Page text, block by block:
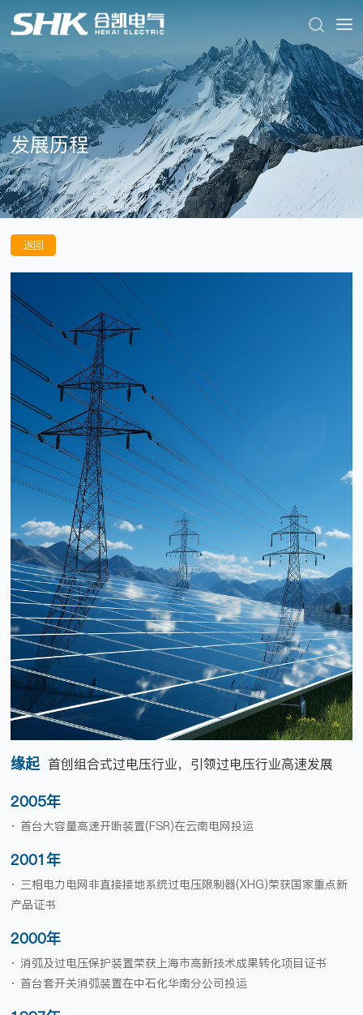
发展历程
返回
缘起 首创组合式过电压行业，引领过电压行业高速发展
2005年
· 首台大容量高速开断装置(FSR)在云南电网投运
2001年
· 三相电力电网非直接接地系统过电压限制器(XHG)荣获国家重点新
产品证书
2000年
· 消弧及过电压保护装置荣获上海市高新技术成果转化项目证书
· 首台套开关消弧装置在中石化华南分公司投运